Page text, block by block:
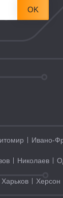
OK
Ивано-
Николаев
Харьков Херсон